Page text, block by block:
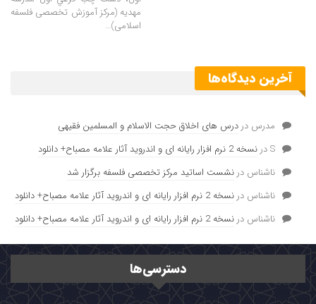
مهدیه (مرکز آموزش تخصصی فلسفه
اسلامی)…
آخرین دیدگاه‌ها
مدرس در درس های اخلاق حجت الاسلام و المسلمین فقیهی
Sدر نسخه 2 نرم افزار رایانه ای و اندروید آثار علامه مصباح+ دانلود
ناشناس در نشست اساتید مرکز تخصصی فلسفه برگزار شد
ناشناس در نسخه 2 نرم افزار رایانه ای و اندروید آثار علامه مصباح+ دانلود
ناشناس در نسخه 2 نرم افزار رایانه ای و اندروید آثار علامه مصباح+ دانلود
دسترسی‌ها